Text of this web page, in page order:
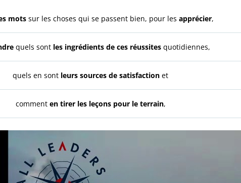
motssur les choses qui se passent bien, pour les apprécier,
quels sont les ingrédients de ces réussites quotidiennes,
quels en sont leurs sources de satisfaction et
comment en tirer les leçons pour le terrain,